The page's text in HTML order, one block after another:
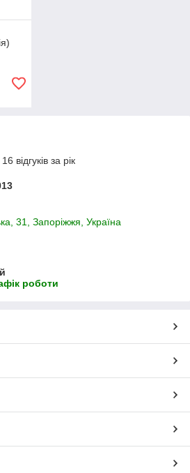
відгуків за рік
31, Запоріжжя, Україна
роботи